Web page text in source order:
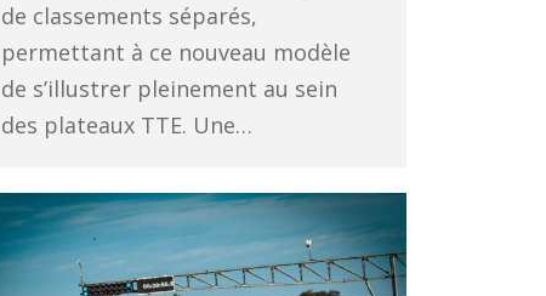
de classements séparés,
permettant à ce nouveau modèle
de s’illustrer pleinement au sein
des plateaux TTE. Une…